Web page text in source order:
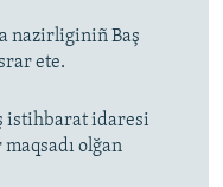
nazirliginiñ Baş
ete.
istihbarat idaresi
olğan